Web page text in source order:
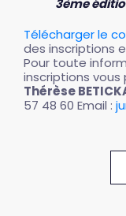
3ème
Télécharger le
des inscriptions
Pour toute
inscriptions
Thérèse
57 48 60 Email :